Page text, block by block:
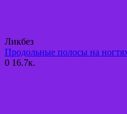
Ликбез
Продольные полосы на
0 16.7к.